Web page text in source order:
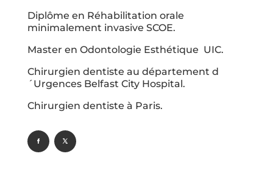
Diplôme en Réhabilitation orale
minimalement invasive SCOE.
Master en Odontologie Esthétique UIC.
Chirurgien dentiste au département d
´Urgences Belfast City Hospital.
Chirurgien dentiste à Paris.